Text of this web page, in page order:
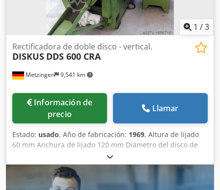
1 /3
Metzingen 9,541 km
Rectificadora de doble disco - vertical.
DISKUS DDS 600 CRA
Información de
precio
Llamar
Estado: usado, Año de fabricación: 1969, Altura de lijado
60 mm Anchura de lijado 120 mm Diámetro del disco de
lijado 600 mm Longitud de lijado mm Altura de la pieza 60
mm Potencia total necesaria 50 kW Peso de la máquina
aprox. 7000 kg Espacio necesario aprox. m D I S K U S
Rectificadora vertical de doble cara en diseño C y con